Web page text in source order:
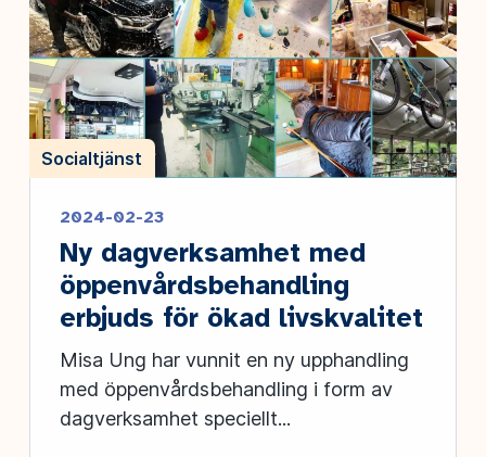
Socialtjänst
2024-02-23
Ny dagverksamhet med
öppenvårdsbehandling
erbjuds för ökad livskvalitet
Misa Ung har vunnit en ny upphandling
med öppenvårdsbehandling i form av
dagverksamhet speciellt...